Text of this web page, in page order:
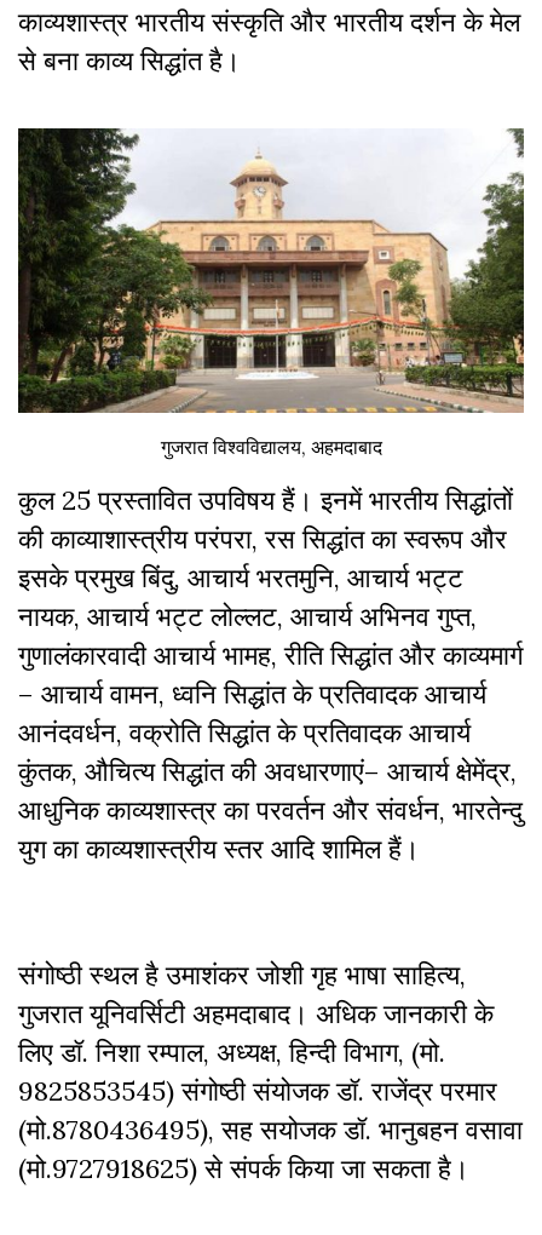
काव्यशास्त्र भारतीय संस्कृति और भारतीय दर्शन के मेल
से बना काव्य सिद्धांत है।
गुजरात विश्वविद्यालय, अहमदाबाद
कुल 25 प्रस्तावित उपविषय हैं। इनमें भारतीय सिद्धांतों
की काव्याशास्त्रीय परंपरा, रस सिद्धांत का स्वरूप और
इसके प्रमुख बिंदु, आचार्य भरतमुनि, आचार्य भट्ट
नायक, आचार्य भट्ट लोल्लट, आचार्य अभिनव गुप्त,
गुणालंकारवादी आचार्य भामह, रीति सिद्धांत और काव्यमार्ग
– आचार्य वामन, ध्वनि सिद्धांत के प्रतिवादक आचार्य
आनंदवर्धन, वक्रोति सिद्धांत के प्रतिवादक आचार्य
कुंतक, औचित्य सिद्धांत की अवधारणाएं– आचार्य क्षेमेंद्र,
आधुनिक काव्यशास्त्र का परवर्तन और संवर्धन, भारतेन्दु
युग का काव्यशास्त्रीय स्तर आदि शामिल हैं।
संगोष्ठी स्थल है उमाशंकर जोशी गृह भाषा साहित्य,
गुजरात यूनिवर्सिटी अहमदाबाद। अधिक जानकारी के
लिए डॉ. निशा रम्पाल, अध्यक्ष, हिन्दी विभाग, (मो.
9825853545) संगोष्ठी संयोजक डॉ. राजेंद्र परमार
(मो.8780436495), सह सयोजक डॉ. भानुबहन वसावा
(मो.9727918625) से संपर्क किया जा सकता है।